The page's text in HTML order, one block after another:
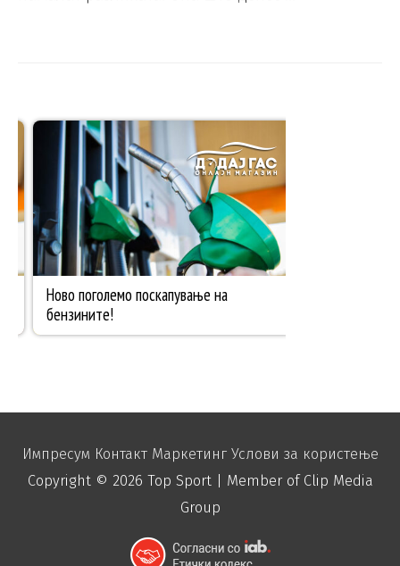
Импресум Контакт Маркетинг Услови за користење
Copyright © 2026 Top Sport| Member of Clip Media
Group